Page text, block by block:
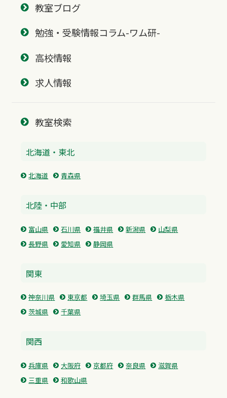
教室ブログ
勉強・受験情報コラム-ワム研-
高校情報
求人情報
教室検索
北海道・東北
北海道 青森県
北陸・中部
富山県 石川県 福井県 新潟県
山梨県
長野県
愛知県 静岡県
関東
神奈川県 東京都 埼玉県 群馬県
栃木県
茨城県
千葉県
関西
兵庫県 大阪府 京都府 奈良県
滋賀県
三重県
和歌山県